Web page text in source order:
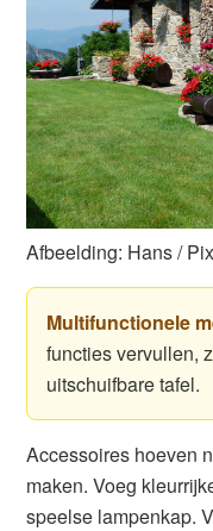
Afbeelding: Hans /
Multifunctionele
functies vervullen,
uitschuifbare tafel.
Accessoires hoeven
maken. Voeg
speelse lampenkap.